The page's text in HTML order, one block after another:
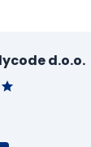
d.o.o.